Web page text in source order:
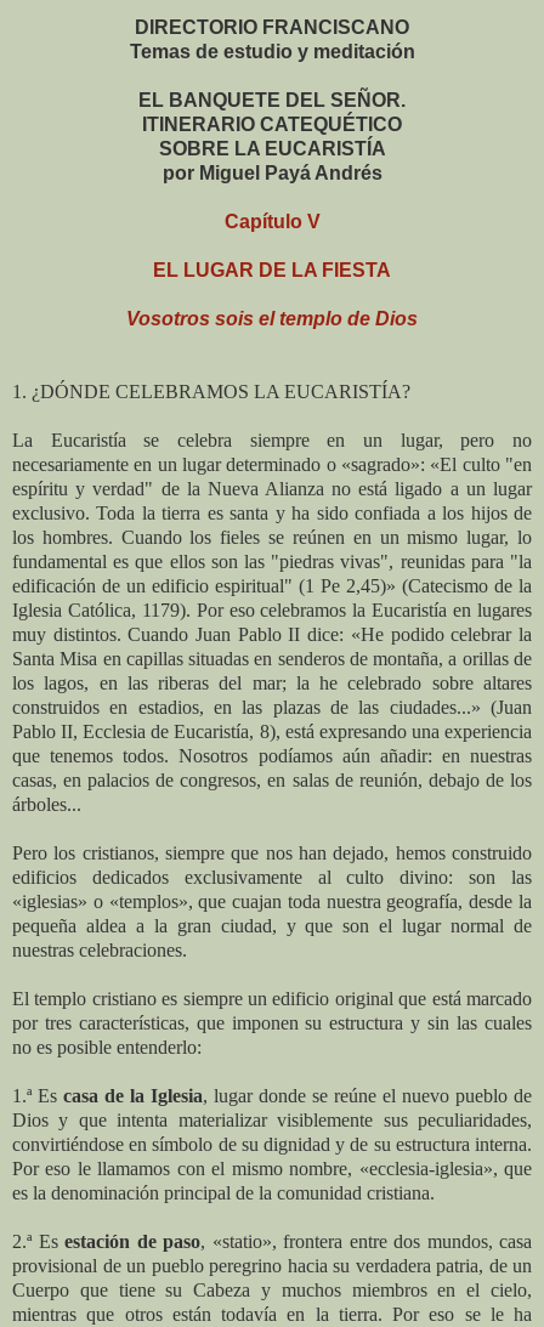
DIRECTORIO FRANCISCANO
Temas de estudio y meditación
EL BANQUETE DEL SEÑOR.
ITINERARIO CATEQUÉTICO
SOBRE LA EUCARISTÍA
por Miguel Payá Andrés
Capítulo V
EL LUGAR DE LA FIESTA
Vosotros sois el templo de Dios
1. ¿DÓNDE CELEBRAMOS LA EUCARISTÍA?
La Eucaristía se celebra siempre en un lugar, pero no
necesariamente en un lugar determinado o «sagrado»: «El culto "en
espíritu y verdad" de la Nueva Alianza no está ligado a un lugar
exclusivo. Toda la tierra es santa y ha sido confiada a los hijos de
los hombres. Cuando los fieles se reúnen en un mismo lugar, lo
fundamental es que ellos son las "piedras vivas", reunidas para "la
edificación de un edificio espiritual" (1 Pe 2,45)» (Catecismo de la
Iglesia Católica, 1179). Por eso celebramos la Eucaristía en lugares
muy distintos. Cuando Juan Pablo II dice: «He podido celebrar la
Santa Misa en capillas situadas en senderos de montaña, a orillas de
los lagos, en las riberas del mar; la he celebrado sobre altares
construidos en estadios, en las plazas de las ciudades...» (Juan
Pablo II, Ecclesia de Eucaristía, 8), está expresando una experiencia
que tenemos todos. Nosotros podíamos aún añadir: en nuestras
casas, en palacios de congresos, en salas de reunión, debajo de los
árboles...
Pero los cristianos, siempre que nos han dejado, hemos construido
edificios dedicados exclusivamente al culto divino: son las
«iglesias» o «templos», que cuajan toda nuestra geografía, desde la
pequeña aldea a la gran ciudad, y que son el lugar normal de
nuestras celebraciones.
El templo cristiano es siempre un edificio original que está marcado
por tres características, que imponen su estructura y sin las cuales
no es posible entenderlo:
1.ª Es casa de la Iglesia, lugar donde se reúne el nuevo pueblo de
Dios y que intenta materializar visiblemente sus peculiaridades,
convirtiéndose en símbolo de su dignidad y de su estructura interna.
Por eso le llamamos con el mismo nombre, «ecclesia-iglesia», que
es la denominación principal de la comunidad cristiana.
2.ª Es estación de paso, «statio», frontera entre dos mundos, casa
provisional de un pueblo peregrino hacia su verdadera patria, de un
Cuerpo que tiene su Cabeza y muchos miembros en el cielo,
mientras que otros están todavía en la tierra. Por eso se le ha